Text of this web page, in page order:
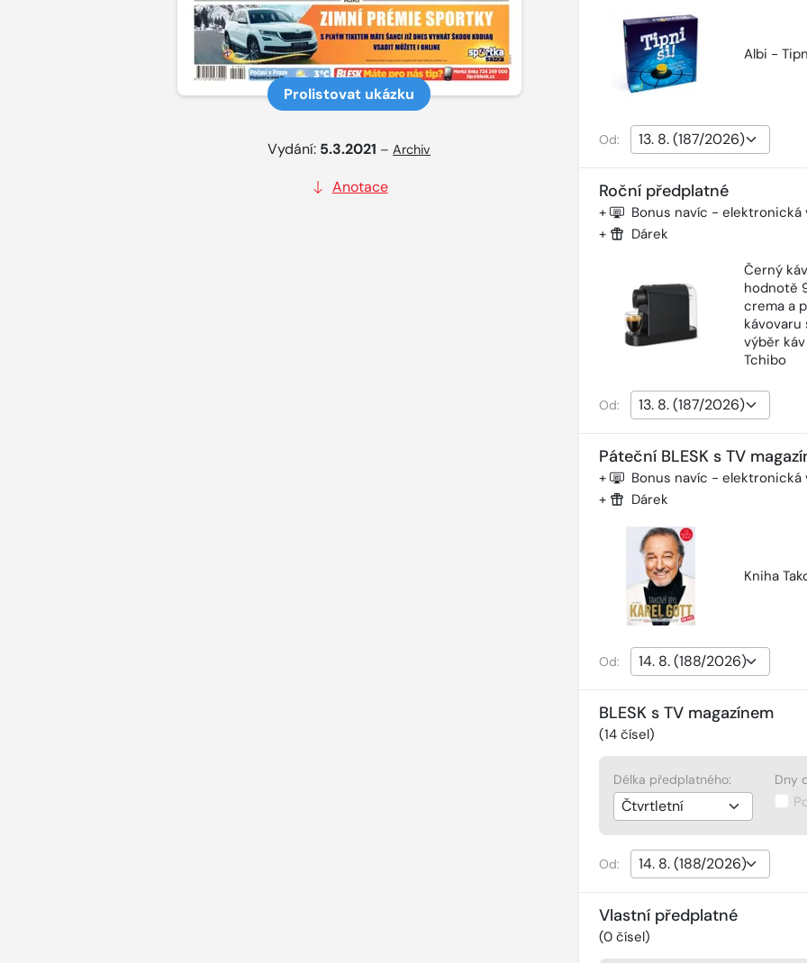
Prolistovat ukázku
Vydání: 5.3.2021 –Archiv
Anotace
Albi -
Od:
Roční předplatné
+ Bonus navíc - elektronická
+
Dárek
Černý
hodnotě
crema a
kávovaru
výběr
Tchibo
Od:
Páteční BLESK s TV
+ Bonus navíc - elektronická
+ Dárek
Kniha
Od:
BLESK s TV magazínem
(14čísel)
Délka předplatného: Dny
Od:
Vlastní předplatné
(0čísel)